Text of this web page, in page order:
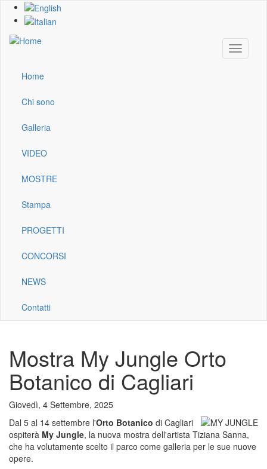
Skip
content
Toggle
Main
navigation
Home
Chi sono
Galleria
VIDEO
MOSTRE
Stampa
PROGETTI
CONCORSI
NEWS
Contatti
Mostra My Jungle Orto
Botanico di Cagliari
Giovedì, 4 Settembre, 2025
Dal 5 al 14 settembre l'Orto Botanico di Cagliari
ospiterà My Jungle, la nuova mostra dell'artista Tiziana Sanna,
che ha volutamente scelto il parco come galleria per le sue nuove
opere.